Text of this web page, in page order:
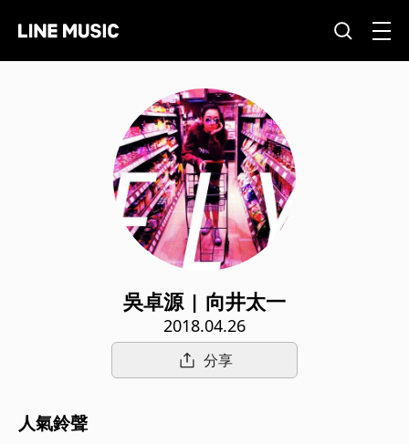
吳卓源 | 向井太一
2018.04.26
分享
人氣鈴聲